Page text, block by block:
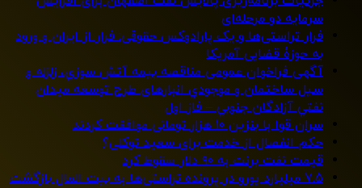
سرمایه دو مرحله‌ای
فرار تراستی‌ها و یک پارادوکس حقوقی: فرار از ایران و ورود
به حوزۀ قضایی آمریکا
آگهی فراخوان عمومی مناقصه بيمه آتش سوزي، زلزله و
سیل ساختمان و موجودي انبارهای طرح توسعه ميدان
نفتي آزادگان جنوبي – فاز اول
سران قوا با بنزین ۱۰ هزار تومانی موافقت کردند
حکم انفصال از خدمت برای سعید توکلی؟
قیمت نفت برنت به ۹۰ دلار سقوط کرد
۷.۵ میلیارد یورو در پرونده تراستی‌ها به بیت المال بازگشت